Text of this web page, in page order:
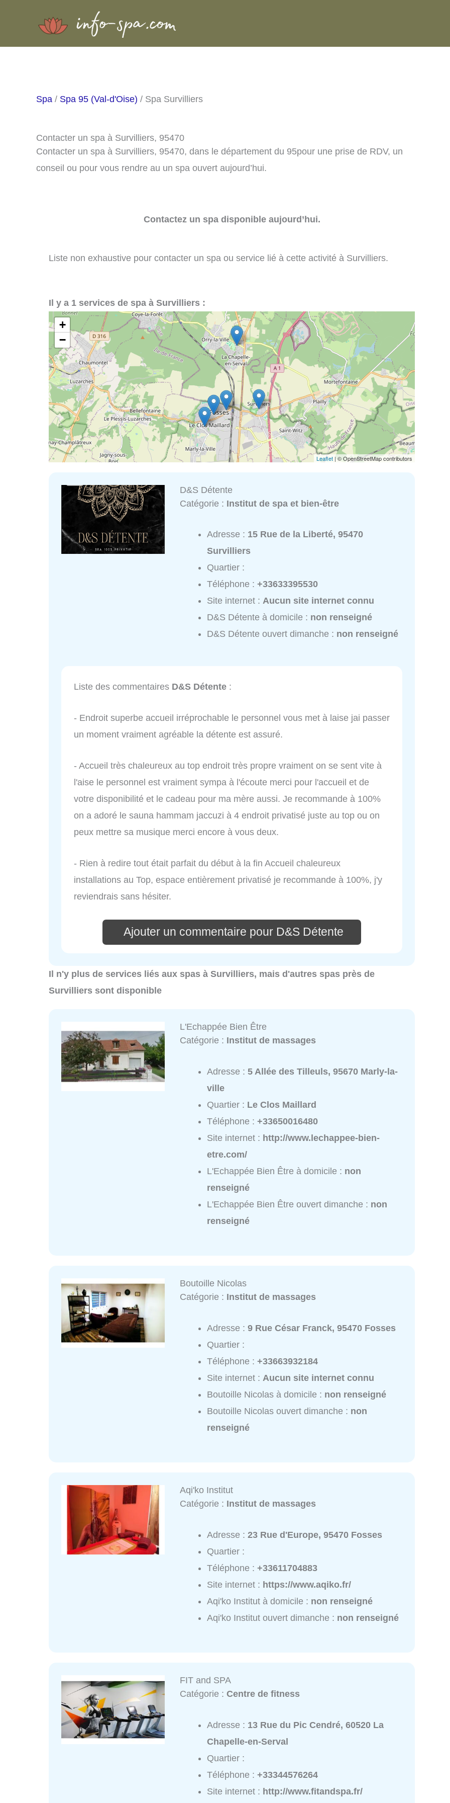
Spa / Spa 95 (Val-d'Oise) / Spa Survilliers
Contacter un spa à Survilliers, 95470
Contacter un spa à Survilliers, 95470, dans le département du 95pour une prise de RDV, un
conseil ou pour vous rendre au un spa ouvert aujourd’hui.
Contactez un spa disponible aujourd’hui.
Liste non exhaustive pour contacter un spa ou service lié à cette activité à Survilliers.
Il y a 1 services de spa à Survilliers :
+
−
Leaflet | © OpenStreetMap contributors
D&S Détente
Catégorie : Institut de spa et bien-être
Adresse : 15 Rue de la Liberté, 95470
Survilliers
Quartier :
Téléphone :+33633395530
Site internet :Aucun site internet connu
D&S Détente à domicile : non renseigné
D&S Détente ouvert dimanche : non renseigné
Liste des commentaires D&S Détente :
- Endroit superbe accueil irréprochable le personnel vous met à laise jai passer
un moment vraiment agréable la détente est assuré.
- Accueil très chaleureux au top endroit très propre vraiment on se sent vite à
l'aise le personnel est vraiment sympa à l'écoute merci pour l'accueil et de
votre disponibilité et le cadeau pour ma mère aussi. Je recommande à 100%
on a adoré le sauna hammam jaccuzi à 4 endroit privatisé juste au top ou on
peux mettre sa musique merci encore à vous deux.
- Rien à redire tout était parfait du début à la fin Accueil chaleureux
installations au Top, espace entièrement privatisé je recommande à 100%, j'y
reviendrais sans hésiter.
Ajouter un commentaire pour D&S Détente
Il n'y plus de services liés aux spas à Survilliers, mais d'autres spas près de
Survilliers sont disponible
L'Echappée Bien Être
Catégorie : Institut de massages
Adresse :5 Allée des Tilleuls, 95670 Marly-la-
ville
Quartier : Le Clos Maillard
Téléphone :+33650016480
Site internet : http://www.lechappee-bien-
etre.com/
L'Echappée Bien Être à domicile : non
renseigné
L'Echappée Bien Être ouvert dimanche : non
renseigné
Boutoille Nicolas
Catégorie : Institut de massages
Adresse :9 Rue César Franck, 95470 Fosses
Quartier :
Téléphone :+33663932184
Site internet : Aucun site internet connu
Boutoille Nicolas à domicile : non renseigné
Boutoille Nicolas ouvert dimanche : non
renseigné
Aqi'ko Institut
Catégorie : Institut de massages
Adresse :23 Rue d'Europe, 95470 Fosses
Quartier :
Téléphone :+33611704883
Site internet : https://www.aqiko.fr/
Aqi'ko Institut à domicile : non renseigné
Aqi'ko Institut ouvert dimanche : non renseigné
FIT and SPA
Catégorie :Centre de fitness
Adresse : 13 Rue du Pic Cendré, 60520 La
Chapelle-en-Serval
Quartier :
Téléphone :+33344576264
Site internet : http://www.fitandspa.fr/